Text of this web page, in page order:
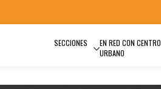
SECCIONES
EN RED CON CENTRO
URBANO